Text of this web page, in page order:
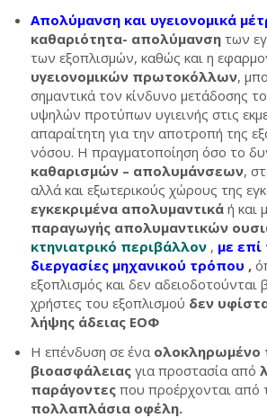
Απολύμανση και υγειονομικά
καθαριότητα- απολύμανση των
των εξοπλισμών, καθώς και η
υγειονομικών πρωτοκόλλων,
σημαντικά τον κίνδυνο μετάδοσης
υψηλών προτύπων υγιεινής στις
απαραίτητη για την αποτροπή της
νόσου. Η πραγματοποίηση όσο το
καθαρισμών – απολυμάνσεων,
αλλά και εξωτερικούς χώρους της
εγκεκριμένα απολυμαντικά ή και
παραγωγής απολυμαντικών
κτηνιατρικό περιβάλλον , με
διεργασίες μηχανικού τρόπου ,
εξοπλισμός και δεν αδειοδοτούνται
χρήστες του εξοπλισμού δεν
λήψης άδειας ΕΟΦ
Η επένδυση σε ένα ολοκληρωμένο
βιοασφάλειας για προστασία από
παράγοντες που προέρχονται από
πολλαπλάσια οφέλη.